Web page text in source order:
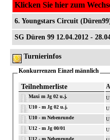
Klicken Sie hier zum
6. Youngstars Circuit
SG Düren 99 12.04.2012 -
Turnierinfos
Konkurrenzen Einzel männlich
Teilnehmerliste
Maxi m Jg 02 u.j.
U10 - m Jg 02 u.j.
U10 - m Nebenrunde
U12 - m Jg 00/01
U12 - m Nebenrunde